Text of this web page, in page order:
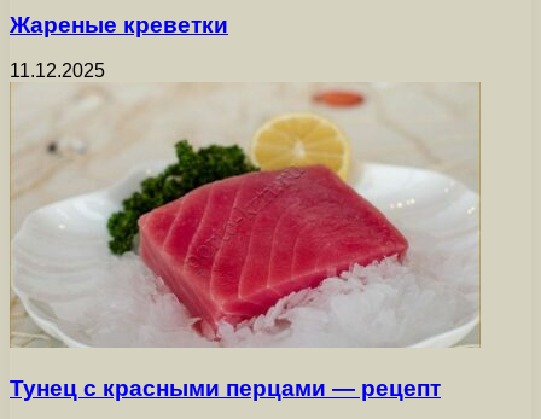
Жареные креветки
11.12.2025
Тунец с красными перцами — рецепт